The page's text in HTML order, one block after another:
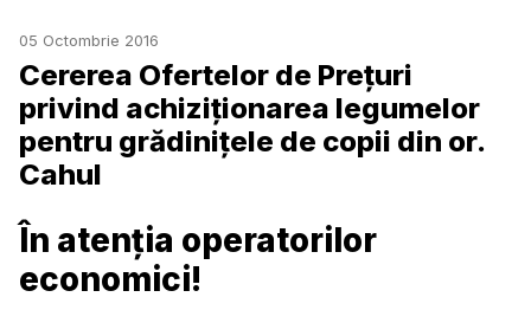
05 Octombrie 2016
Cererea Ofertelor de Prețuri
privind achiziționarea legumelor
pentru grădinițele de copii din or.
Cahul
În atenția operatorilor
economici!